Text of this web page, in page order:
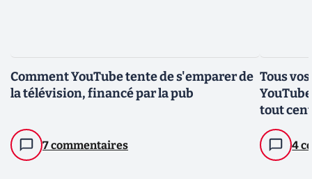
Comment YouTube tente de s'emparer de
la télévision, financé par la pub
7 commentaires
Tous
tout
4